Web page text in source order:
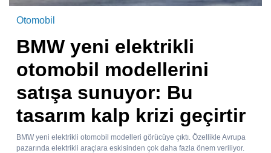
Otomobil
BMW yeni elektrikli
otomobil modellerini
satışa sunuyor: Bu
tasarım kalp krizi geçirtir
BMW yeni elektrikli otomobil modelleri görücüye çıktı. Özellikle Avrupa
pazarında elektrikli araçlara eskisinden çok daha fazla önem veriliyor.